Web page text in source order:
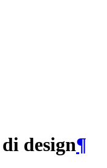
design¶